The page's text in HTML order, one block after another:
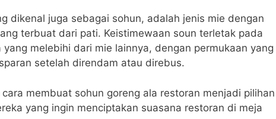
dikenal juga sebagai sohun, adalah jenis mie dengan
terbuat dari pati. Keistimewaan soun terletak pada
yang melebihi dari mie lainnya, dengan permukaan yang
setelah direndam atau direbus.
membuat sohun goreng ala restoran menjadi pilihan
yang ingin menciptakan suasana restoran di meja